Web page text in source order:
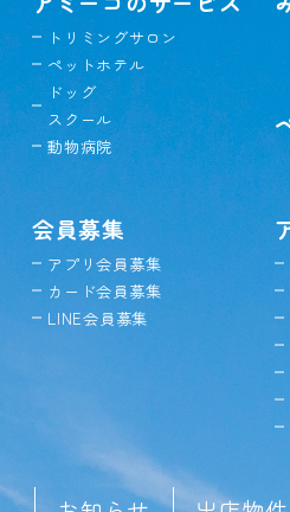
トリミングサロン
ペットホテル
ドッグ
スクール
動物病院
会員募集
アプリ会員募集
カード会員募集
LINE会員募集